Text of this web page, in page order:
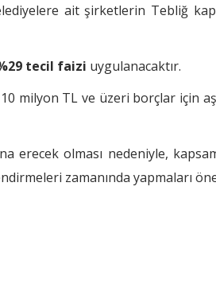
ait şirketlerin Tebliğ
tecil faizi uygulanacaktır.
milyon TL ve üzeri borçlar için
erecek olması nedeniyle,
zamanında yapmaları